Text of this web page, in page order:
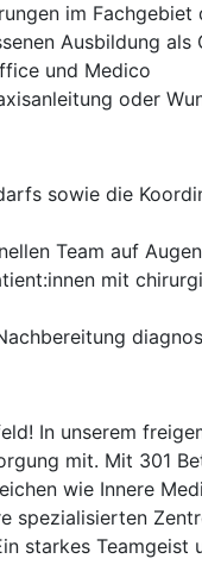
im Fachgebiet
Ausbildung
und Medico
oder
sowie die
Team auf
mit
In unserem
mit. Mit 301
wie Innere
spezialisierten
starkes